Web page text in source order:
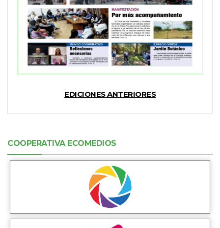
EDICIONES ANTERIORES
COOPERATIVA ECOMEDIOS